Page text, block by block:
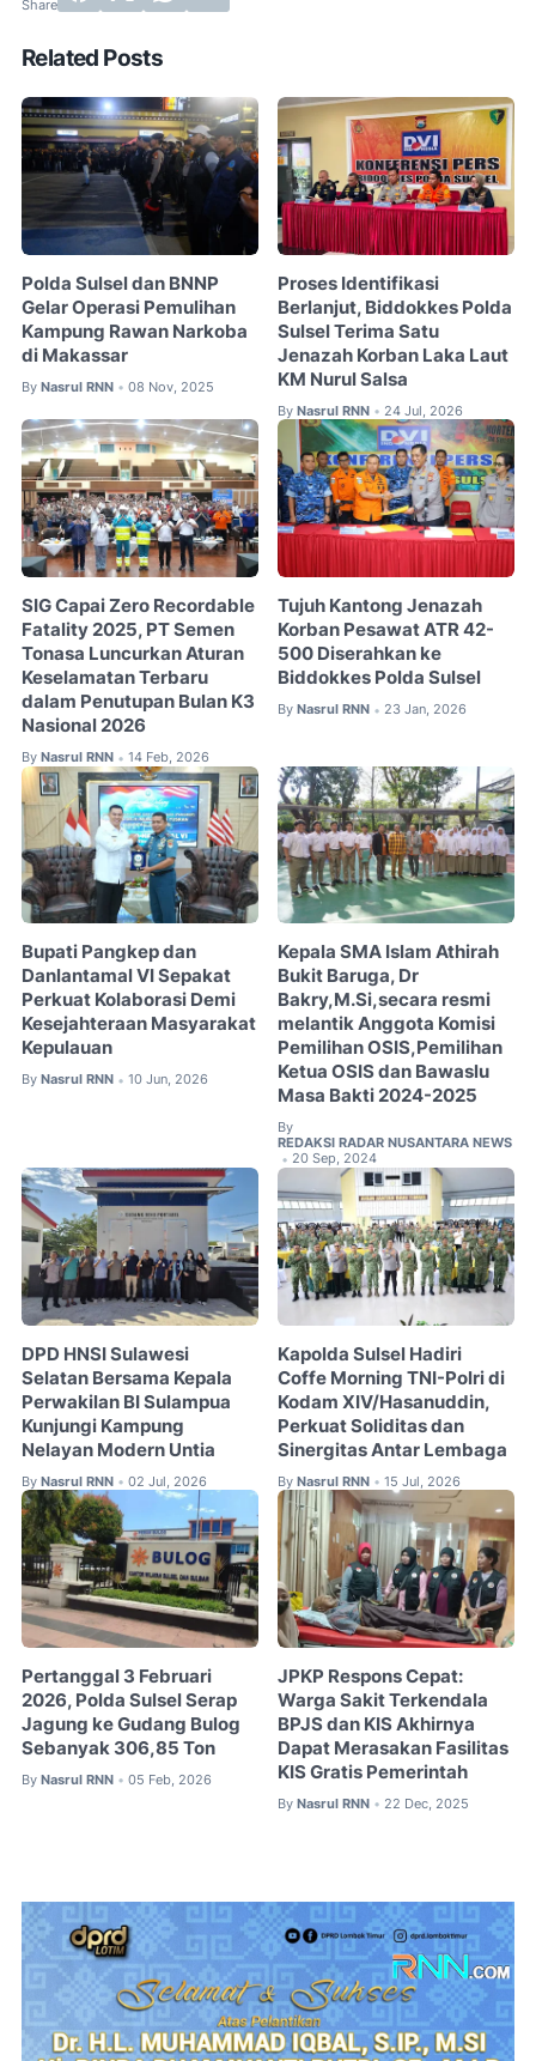
Related Posts
Polda Sulsel dan BNNP
Gelar Operasi Pemulihan
Kampung Rawan Narkoba
di Makassar
By Nasrul RNN • 08 Nov, 2025
Proses Identifikasi
Berlanjut, Biddokkes Polda
Sulsel Terima Satu
Jenazah Korban Laka Laut
KM Nurul Salsa
By Nasrul RNN • 24 Jul, 2026
SIG Capai Zero Recordable
Fatality 2025, PT Semen
Tonasa Luncurkan Aturan
Keselamatan Terbaru
dalam Penutupan Bulan K3
Nasional 2026
By Nasrul RNN • 14 Feb, 2026
Tujuh Kantong Jenazah
Korban Pesawat ATR 42-
500 Diserahkan ke
Biddokkes Polda Sulsel
By Nasrul RNN • 23 Jan, 2026
Bupati Pangkep dan
Danlantamal VI Sepakat
Perkuat Kolaborasi Demi
Kesejahteraan Masyarakat
Kepulauan
By Nasrul RNN • 10 Jun, 2026
Kepala SMA Islam Athirah
Bukit Baruga, Dr
Bakry,M.Si,secara resmi
melantik Anggota Komisi
Pemilihan OSIS,Pemilihan
Ketua OSIS dan Bawaslu
Masa Bakti 2024-2025
By
REDAKSI RADAR NUSANTARA NEWS
• 20 Sep, 2024
DPD HNSI Sulawesi
Selatan Bersama Kepala
Perwakilan BI Sulampua
Kunjungi Kampung
Nelayan Modern Untia
By Nasrul RNN • 02 Jul, 2026
Kapolda Sulsel Hadiri
Coffe Morning TNI-Polri di
Kodam XIV/Hasanuddin,
Perkuat Soliditas dan
Sinergitas Antar Lembaga
By Nasrul RNN • 15 Jul, 2026
Pertanggal 3 Februari
2026, Polda Sulsel Serap
Jagung ke Gudang Bulog
Sebanyak 306,85 Ton
By Nasrul RNN • 05 Feb, 2026
JPKP Respons Cepat:
Warga Sakit Terkendala
BPJS dan KIS Akhirnya
Dapat Merasakan Fasilitas
KIS Gratis Pemerintah
By Nasrul RNN • 22 Dec, 2025